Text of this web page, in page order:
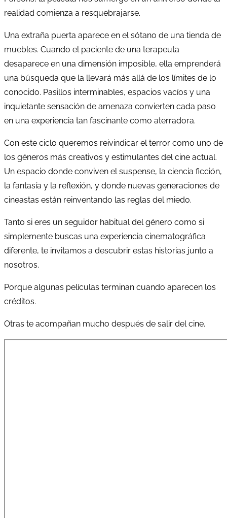
realidad comienza a resquebrajarse.
Una extraña puerta aparece en el sótano de una tienda de
muebles. Cuando el paciente de una terapeuta
desaparece en una dimensión imposible, ella emprenderá
una búsqueda que la llevará más allá de los límites de lo
conocido. Pasillos interminables, espacios vacíos y una
inquietante sensación de amenaza convierten cada paso
en una experiencia tan fascinante como aterradora.
Con este ciclo queremos reivindicar el terror como uno de
los géneros más creativos y estimulantes del cine actual.
Un espacio donde conviven el suspense, la ciencia ficción,
la fantasía y la reflexión, y donde nuevas generaciones de
cineastas están reinventando las reglas del miedo.
Tanto si eres un seguidor habitual del género como si
simplemente buscas una experiencia cinematográfica
diferente, te invitamos a descubrir estas historias junto a
nosotros.
Porque algunas películas terminan cuando aparecen los
créditos.
Otras te acompañan mucho después de salir del cine.